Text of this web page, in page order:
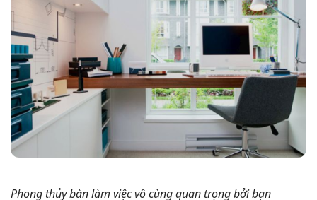
Phong thủy bàn làm việc vô cùng quan trọng bởi bạn